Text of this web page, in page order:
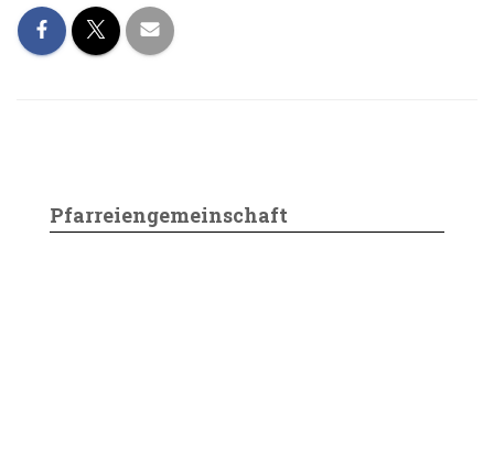
Pfarreiengemeinschaft